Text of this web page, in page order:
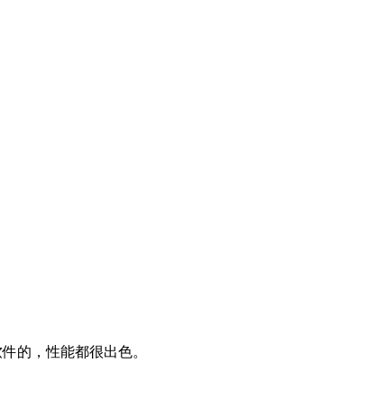
的，性能都很出色。